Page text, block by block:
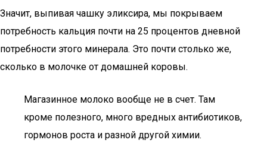
Значит, выпивая чашку эликсира, мы покрываем
потребность кальция почти на 25 процентов дневной
потребности этого минерала. Это почти столько же,
сколько в молочке от домашней коровы.
Магазинное молоко вообще не в счет. Там
кроме полезного, много вредных антибиотиков,
гормонов роста и разной другой химии.